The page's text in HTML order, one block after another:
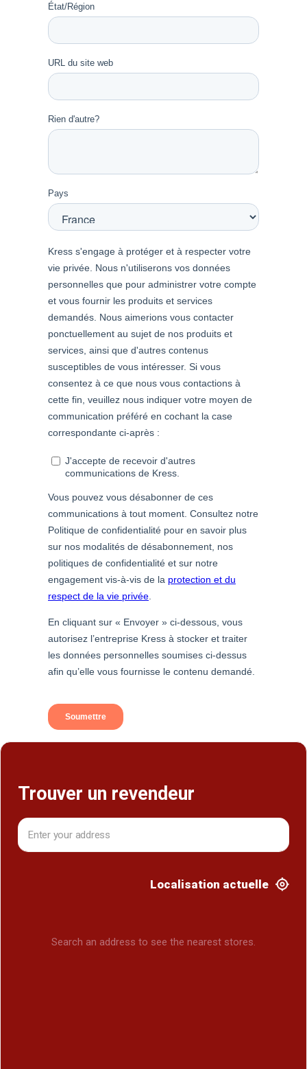
Trouver un revendeur
Localisation actuelle
Search an address to see the nearest stores.